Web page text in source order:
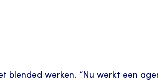
werken. “Nu werkt een